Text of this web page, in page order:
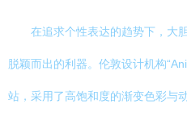
在追求个性表达的趋势下，大
脱颖而出的利器。伦敦设计机构
站，采用了高饱和度的渐变色彩与